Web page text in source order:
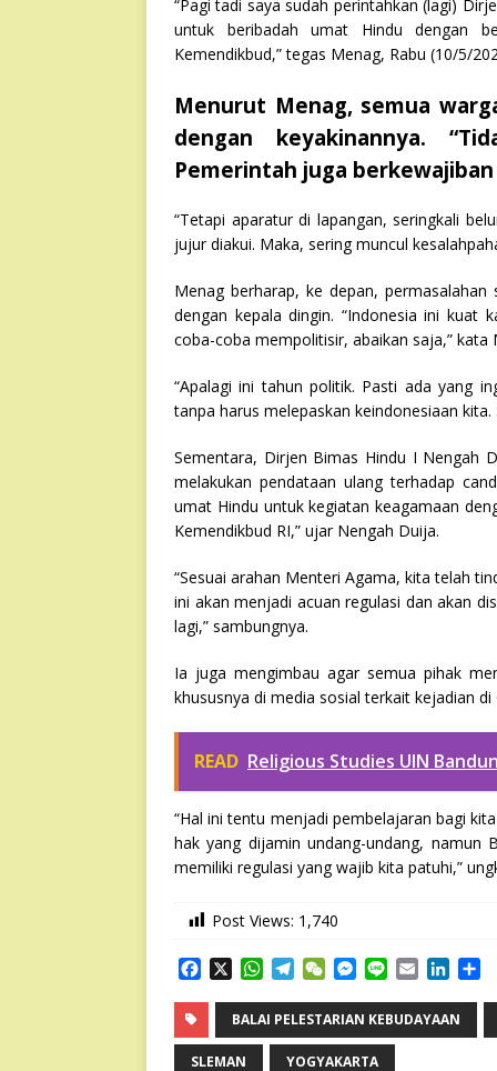
“Pagi tadi saya sudah perintahkan (lagi)
untuk beribadah umat Hindu dengan
Kemendikbud,” tegas Menag, Rabu (10/5/
Menurut Menag, semua
dengan keyakinannya.
Pemerintah juga
“Tetapi aparatur di lapangan, seringkali
jujur diakui. Maka, sering muncul
Menag berharap, ke depan,
dengan kepala dingin. “Indonesia ini kuat
coba-coba mempolitisir, abaikan saja,” kata
“Apalagi ini tahun politik. Pasti ada yang
tanpa harus melepaskan keindonesiaan kita.
Sementara, Dirjen Bimas Hindu I Nengah
melakukan pendataan ulang terhadap
umat Hindu untuk kegiatan keagamaan
Kemendikbud RI,” ujar Nengah Duija.
“Sesuai arahan Menteri Agama, kita telah
ini akan menjadi acuan regulasi dan akan
lagi,” sambungnya.
Ia juga mengimbau agar semua pihak
khususnya di media sosial terkait kejadian di
READ Religious Studies UIN
“Hal ini tentu menjadi pembelajaran bagi
hak yang dijamin undang-undang, namun
memiliki regulasi yang wajib kita patuhi,”
Post Views: 1,740
e
b
W
a
t
T
e
g
W
C
h
a
M
s
s
e
n
e
a
i
n
k
r
BALAI PELESTARIAN KEBUDAYAAN
SLEMAN YOGYAKARTA